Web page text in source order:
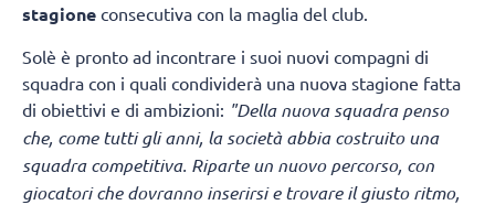
stagione consecutiva con la maglia del club.
Solè è pronto ad incontrare i suoi nuovi compagni di
squadra con i quali condividerà una nuova stagione fatta
di obiettivi e di ambizioni: "Della nuova squadra penso
che, come tutti gli anni, la società abbia costruito una
squadra competitiva. Riparte un nuovo percorso, con
giocatori che dovranno inserirsi e trovare il giusto ritmo,